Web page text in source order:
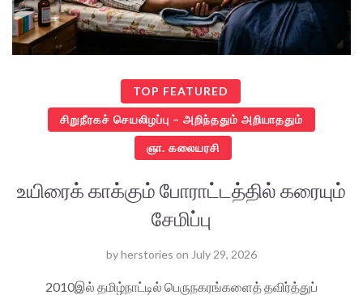
TOP FEATURED
சிறுநீரகச் செயலிழப்பு – அறிந்ததும் அறியாததும்
ஞா. கலையரசி
உயிரைக் காக்கும் போராட்டத்தில் கரையும்
சேமிப்பு
byherstories on July 29, 2026
2010இல் தமிழ்நாட்டில் பெருநகரங்களைத் தவிர்த்துப்